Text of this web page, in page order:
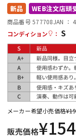
配信/ライブ
中古
新品 WEB注文店頭
商品番号 577708JAN ：
コンディション
： S
メーカー希望小売価格¥
販売価格¥